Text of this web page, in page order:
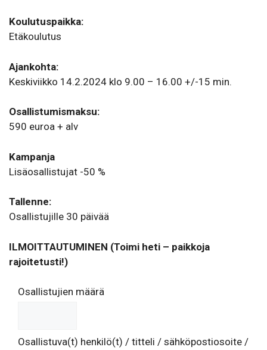
Koulutuspaikka:
Etäkoulutus
Ajankohta:
Keskiviikko 14.2.2024 klo 9.00 – 16.00 +/-15 min.
Osallistumismaksu:
590 euroa + alv
Kampanja
Lisäosallistujat -50 %
Tallenne:
Osallistujille 30 päivää
ILMOITTAUTUMINEN (Toimi heti – paikkoja
rajoitetusti!)
Osallistujien määrä
Osallistuva(t) henkilö(t) / titteli / sähköpostiosoite /